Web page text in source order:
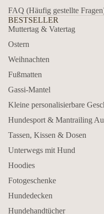
FAQ (Häufig gestellte
BESTSELLER
Muttertag & Vatertag
Ostern
Weihnachten
Fußmatten
Gassi-Mantel
Kleine personalisierbare
Hundesport & Mantrailing
Tassen, Kissen & Dosen
Unterwegs mit Hund
Hoodies
Fotogeschenke
Hundedecken
Hundehandtücher